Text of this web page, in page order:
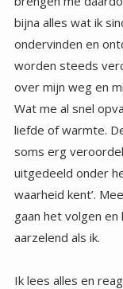
aarzelend als ik.
Ik lees alles en
en goed voelt.
mijn huid, op een
aan denken, maar